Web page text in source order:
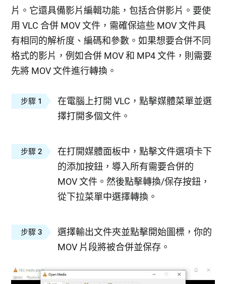
片。它還具備影片編輯功能，包括合併影片。要使
用 VLC 合併 MOV 文件，需確保這些 MOV 文件具
有相同的解析度、編碼和參數。如果想要合併不同
格式的影片，例如合併 MOV 和 MP4 文件，則需要
先將 MOV 文件進行轉換。
步驟 1
在電腦上打開 VLC，點擊媒體菜單並選
擇打開多個文件。
步驟 2
在打開媒體面板中，點擊文件選項卡下
的添加按鈕，導入所有需要合併的
MOV 文件。然後點擊轉換/保存按鈕，
從下拉菜單中選擇轉換。
步驟 3
選擇輸出文件夾並點擊開始圖標，你的
MOV 片段將被合併並保存。